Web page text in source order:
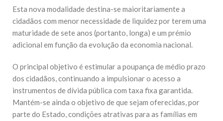
Esta nova modalidade destina-se maioritariamente a
cidadãos com menor necessidade de liquidez por terem uma
maturidade de sete anos (portanto, longa) e um prémio
adicional em função da evolução da economia nacional.
O principal objetivo é estimular a poupança de médio prazo
dos cidadãos, continuando a impulsionar o acesso a
instrumentos de dívida pública com taxa fixa garantida.
Mantém-se ainda o objetivo de que sejam oferecidas, por
parte do Estado, condições atrativas para as famílias em